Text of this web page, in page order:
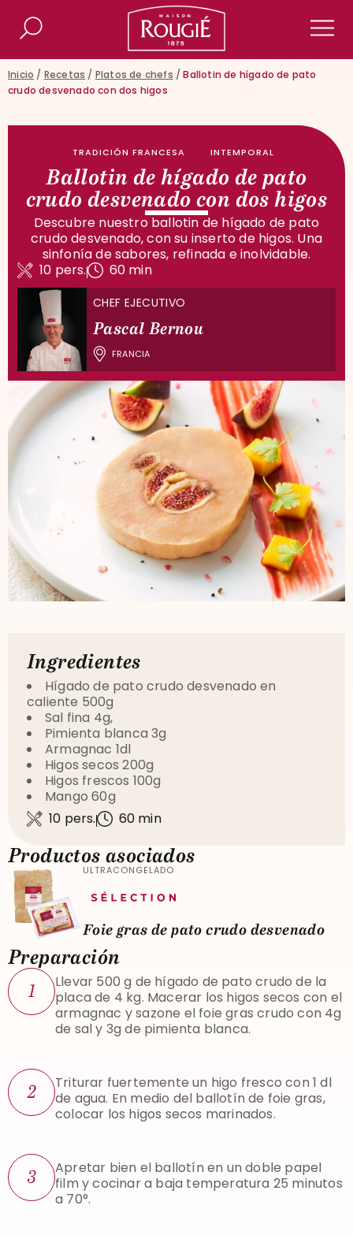
Maison Rougié
Buscar
Inicio / Recetas / Platos de chefs /Ballotin de hígado de pato
crudo desvenado con dos higos
TRADICIÓN FRANCESA INTEMPORAL
Ballotin de hígado de pato
crudo desvenado con dos higos
Descubre nuestro ballotin de hígado de pato
crudo desvenado, con su inserto de higos. Una
sinfonía de sabores, refinada e inolvidable.
10 pers.
60 min
CHEF EJECUTIVO
Pascal Bernou
FRANCIA
Ingredientes
Hígado de pato crudo desvenado en
caliente 500g
Sal fina 4g,
Pimienta blanca 3g
Armagnac 1dl
Higos secos 200g
Higos frescos 100g
Mango 60g
10 pers.
60 min
Productos asociados
ULTRACONGELADO
Foie gras de pato crudo desvenado
Preparación
1
Llevar 500 g de hígado de pato crudo de la
placa de 4 kg. Macerar los higos secos con el
armagnac ysazone el foie gras crudo con 4g
de sal y 3g de pimienta blanca.
2
Triturar fuertemente un higo fresco con 1 dl
de agua. En medio del ballotín de foie gras,
colocar los higos secos marinados.
3
Apretar bien el ballotín en un doble papel
film ycocinar a baja temperatura 25 minutos
a 70°.